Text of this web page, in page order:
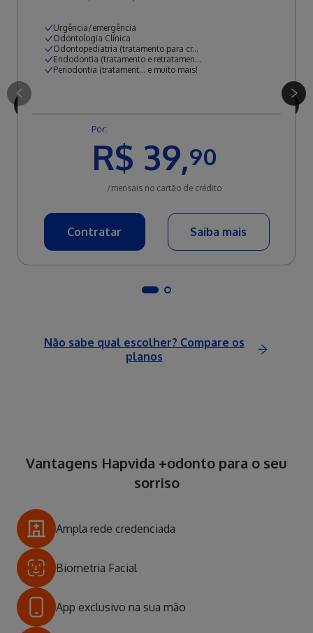
Urgência/emergência
Odontologia Clínica
Odontopediatria (tratamento para cr...
Endodontia (tratamento e retratamen...
Periodontia (tratament... e muito mais!
Por:
R$ 39,90
/mensais no cartão de crédito
Contratar Saiba mais
Não sabe qual escolher? Compare os
planos
Vantagens Hapvida +odonto para o seu
sorriso
Ampla rede credenciada
Biometria Facial
App exclusivo na sua mão